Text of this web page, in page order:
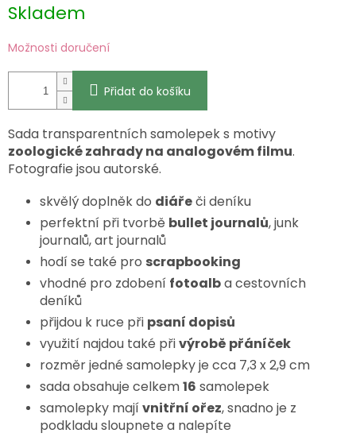
cena:
Skladem
Možnosti doručení
Přidat do košíku
Sada transparentních samolepek s motivy
zoologické zahrady na analogovém filmu.
Fotografie jsou autorské.
skvělý doplněk do diářeči deníku
perfektní při tvorbě bullet journalů, junk
journalů, art journalů
hodí se také pro scrapbooking
vhodné pro zdobení fotoalba cestovních
deníků
přijdou k ruce při psaní dopisů
využití najdou také přivýrobě přáníček
rozměr jedné samolepky je cca 7,3 x 2,9 cm
sada obsahuje celkem16 samolepek
samolepky mají vnitřní ořez, snadno je z
podkladu sloupnete a nalepíte